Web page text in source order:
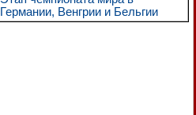
Германии, Венгрии и Бельгии